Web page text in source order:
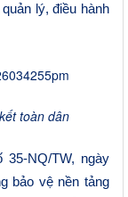
lý, điều hành
toàn dân
NQ/TW, ngày
bảo vệ nền tảng